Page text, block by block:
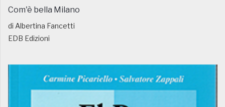
Com'è bella Milano
di Albertina Fancetti
EDB Edizioni